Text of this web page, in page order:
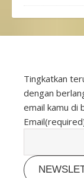
Tingkatkan
dengan
email kamu di
Email